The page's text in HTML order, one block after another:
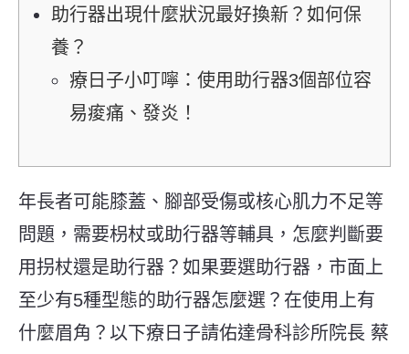
助行器出現什麼狀況最好換新？如何保
養？
療日子小叮嚀：使用助行器3個部位容
易痠痛、發炎！
年長者可能膝蓋、腳部受傷或核心肌力不足等
問題，需要枴杖或助行器等輔具，怎麼判斷要
用拐杖還是助行器？如果要選助行器，市面上
至少有5種型態的助行器怎麼選？在使用上有
什麼眉角？以下療日子請佑達骨科診所院長 蔡